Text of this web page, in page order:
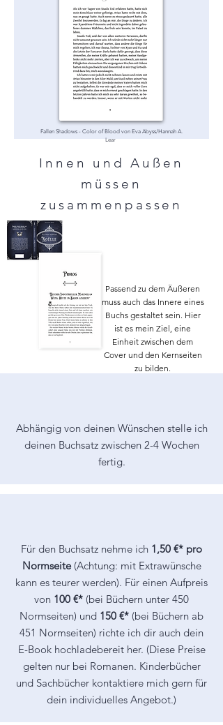
Fallen Shadows - Color of Blood von Eva Abyss/Hannah A.
Lear
Innen und Außen
müssen
zusammenpassen
Passend zu dem Äußeren
muss auch das Innere eines
Buchs gestaltet sein. Hier
ist es mein Ziel, eine
Einheit zwischen dem
Cover und den Kernseiten
zu bilden.
Abhängig von deinen Wünschen stelle ich
deinen Buchsatz zwischen 2-4 Wochen
fertig.
Für den Buchsatz nehme ich 1,50 €* pro
Normseite (Achtung: mit Extrawünsche
kann es teurer werden). Für einen Aufpreis
von 100 €* (bei Büchern unter 450
Normseiten) und 150 €* (bei Büchern ab
451 Normseiten) richte ich dir auch dein
E-Book hochladebereit her. (Diese Preise
gelten nur bei Romanen. Kinderbücher
und Sachbücher kontaktiere mich gern für
dein individuelles Angebot.)